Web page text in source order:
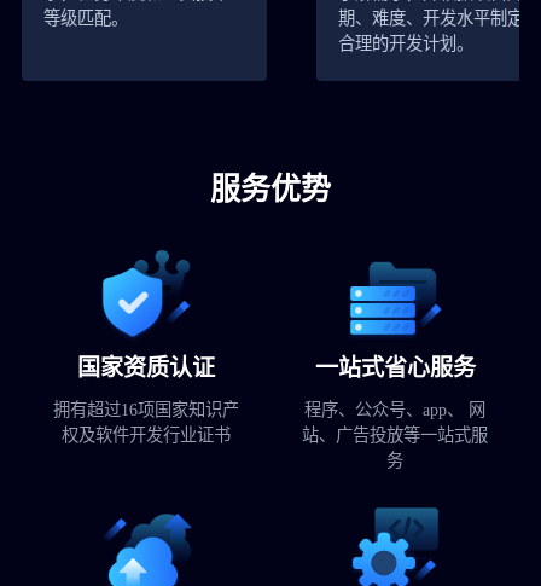
等级匹配。
期、难度、开发水平制定
合理的开发计划。
服务优势
国家资质认证
拥有超过16项国家知识产
权及软件开发行业证书
一站式省心服务
程序、公众号、app、 网
站、广告投放等一站式服
务